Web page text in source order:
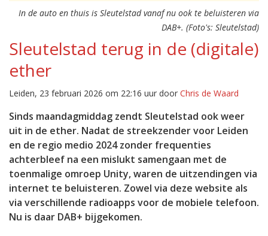
In de auto en thuis is Sleutelstad vanaf nu ook te beluisteren via
DAB+. (Foto's: Sleutelstad)
Sleutelstad terug in de (digitale)
ether
Leiden, 23 februari 2026 om 22:16 uur door Chris de Waard
Sinds maandagmiddag zendt Sleutelstad ook weer
uit in de ether. Nadat de streekzender voor Leiden
en de regio medio 2024 zonder frequenties
achterbleef na een mislukt samengaan met de
toenmalige omroep Unity, waren de uitzendingen via
internet te beluisteren. Zowel via deze website als
via verschillende radioapps voor de mobiele telefoon.
Nu is daar DAB+ bijgekomen.